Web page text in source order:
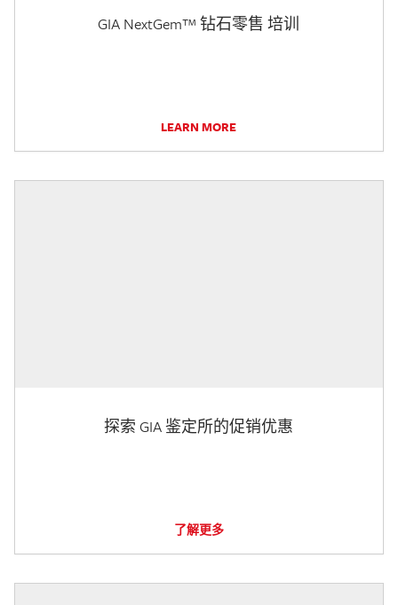
GIA NextGem™ 钻石零售 培训
LEARN MORE
探索 GIA 鉴定所的促销优惠
了解更多